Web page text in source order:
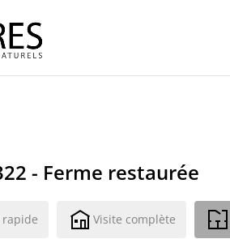
- Ferme restaurée
rapide Visite complète